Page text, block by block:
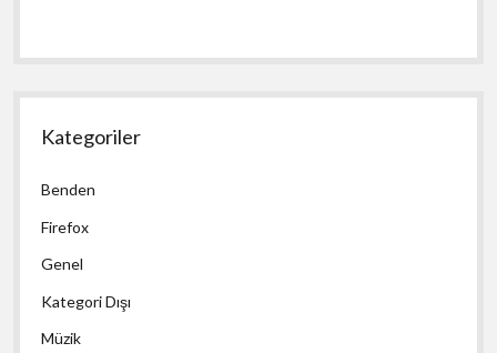
Kategoriler
Benden
Firefox
Genel
Kategori Dışı
Müzik